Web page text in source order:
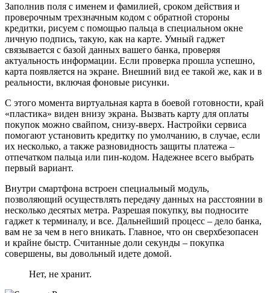
Заполнив поля с именем и фамилией, сроком действия и
проверочным трехзначным кодом с обратной стороны
кредитки, рисуем с помощью пальца в специальном окне
личную подпись, такую, как на карте. Умный гаджет
связывается с базой данных вашего банка, проверяя
актуальность информации. Если проверка прошла успешно,
карта появляется на экране. Внешний вид ее такой же, как и в
реальности, включая фоновые рисунки.
С этого момента виртуальная карта в боевой готовности, край
«пластика» виден внизу экрана. Вызвать карту для оплаты
покупок можно свайпом, снизу-вверх. Настройки сервиса
помогают установить кредитку по умолчанию, в случае, если
их несколько, а также разновидность защиты платежа –
отпечатком пальца или пин-кодом. Надежнее всего выбрать
первый вариант.
Внутри смартфона встроен специальный модуль,
позволяющий осуществлять передачу данных на расстоянии в
несколько десятых метра. Разрешая покупку, вы подносите
гаджет к терминалу, и все. Дальнейший процесс – дело банка,
вам не за чем в него вникать. Главное, что он сверхбезопасен
и крайне быстр. Считанные доли секунды – покупка
совершены, вы довольный идете домой.
Нет, не хранит.